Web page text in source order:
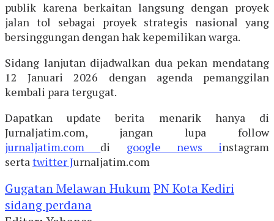
publik karena berkaitan langsung dengan proyek
jalan tol sebagai proyek strategis nasional yang
bersinggungan dengan hak kepemilikan warga.
Sidang lanjutan dijadwalkan dua pekan mendatang
12 Januari 2026 dengan agenda pemanggilan
kembali para tergugat.
Dapatkan update berita menarik hanya di
Jurnaljatim.com, jangan lupa follow
jurnaljatim.com di google news instagram
serta twitter Jurnaljatim.com
Gugatan Melawan HukumPN Kota Kediri
sidang perdana